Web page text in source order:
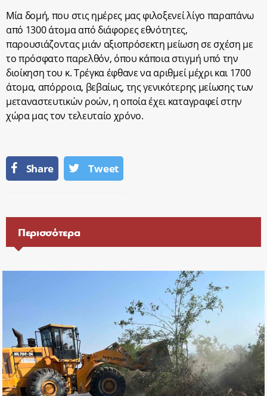
Μία δομή, που στις ημέρες μας φιλοξενεί λίγο παραπάνω
από 1300 άτομα από διάφορες εθνότητες,
παρουσιάζοντας μιάν αξιοπρόσεκτη μείωση σε σχέση με
το πρόσφατο παρελθόν, όπου κάποια στιγμή υπό την
διοίκηση του κ. Τρέγκα έφθανε να αριθμεί μέχρι και 1700
άτομα, απόρροια, βεβαίως, της γενικότερης μείωσης των
μεταναστευτικών ροών, η οποία έχει καταγραφεί στην
χώρα μας τον τελευταίο χρόνο.
Share Tweet
Περισσότερα